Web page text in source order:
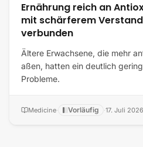
Ernährung reich an
mit schärferem
verbunden
Ältere Erwachsene, die mehr
aßen, hatten ein deutlich
Probleme.
Medicine· Vorläufig ·17. Juli 2026